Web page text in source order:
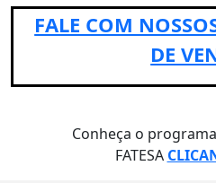
FALE COM
DE
Conheça o
FATESA